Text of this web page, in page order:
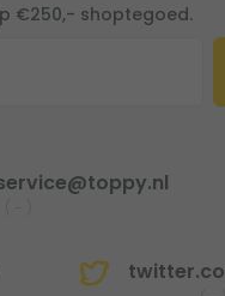
€250,- shoptegoed.